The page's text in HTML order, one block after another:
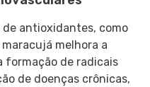
antioxidantes, como
melhora a
formação de radicais
de doenças crônicas,